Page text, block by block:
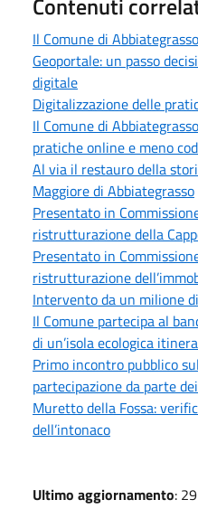
Il Comune di
Geoportale: un passo
digitale
Digitalizzazione delle
Il Comune di
pratiche online e meno
Al via il restauro della
Maggiore di Abbiategrasso
Presentato in
ristrutturazione della
Presentato in
ristrutturazione
Intervento da un milione
Il Comune partecipa al
di un’isola ecologica
Primo incontro pubblico
partecipazione da parte
Muretto della Fossa:
dell’intonaco
Ultimo aggiornamento: